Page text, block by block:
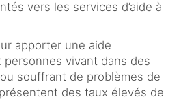
vers les services d’aide à
apporter une aide
personnes vivant dans des
souffrant de problèmes de
des taux élevés de